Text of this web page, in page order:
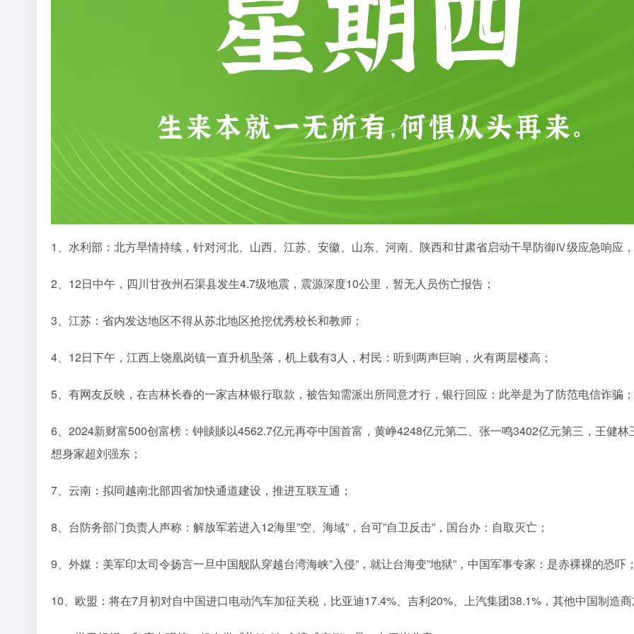
1、水利部：北方旱情持续，针对河北、山西、江苏、安徽、山东、河南、陕西和甘肃省启动干旱防御Ⅳ级应急响应
2、12日中午，四川甘孜州石渠县发生4.7级地震，震源深度10公里，暂无人员伤亡报告；
3、江苏：省内发达地区不得从苏北地区抢挖优秀校长和教师；
4、12日下午，江西上饶凰岗镇一直升机坠落，机上载有3人，村民：听到两声巨响，火有两层楼高；
5、有网友反映，在吉林长春的一家吉林银行取款，被告知需派出所同意才行，银行回应：此举是为了防范电信诈骗；
6、2024新财富500创富榜：钟賧賧以4562.7亿元再夺中国首富，黄峥4248亿元第二、张一鸣3402亿元第三，王健
想身家超刘强东；
7、云南：拟同越南北部四省加快通道建设，推进互联互通；
8、台防务部门负责人声称：解放军若进入12海里”空、海域”，台可”自卫反击”，国台办：自取灭亡；
9、外媒：美军印太司令扬言一旦中国舰队穿越台湾海峡”入侵”，就让台海变”地狱”，中国军事专家：是赤裸裸的恐吓
10、欧盟：将在7月初对自中国进口电动汽车加征关税，比亚迪17.4%、吉利20%、上汽集团38.1%，其他中国制造